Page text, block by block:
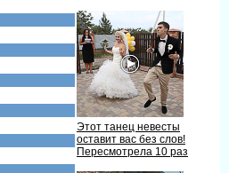
Этот танец невесты
оставит вас без слов!
Пересмотрела 10 раз